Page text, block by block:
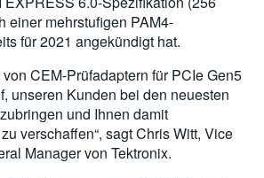
einer mehrstufigen PAM4-
für 2021 angekündigt hat.
CEM-Prüfadaptern für PCIe Gen5
unseren Kunden bei den neuesten
und Ihnen damit
verschaffen“, sagt Chris Witt, Vice
Manager von Tektronix.